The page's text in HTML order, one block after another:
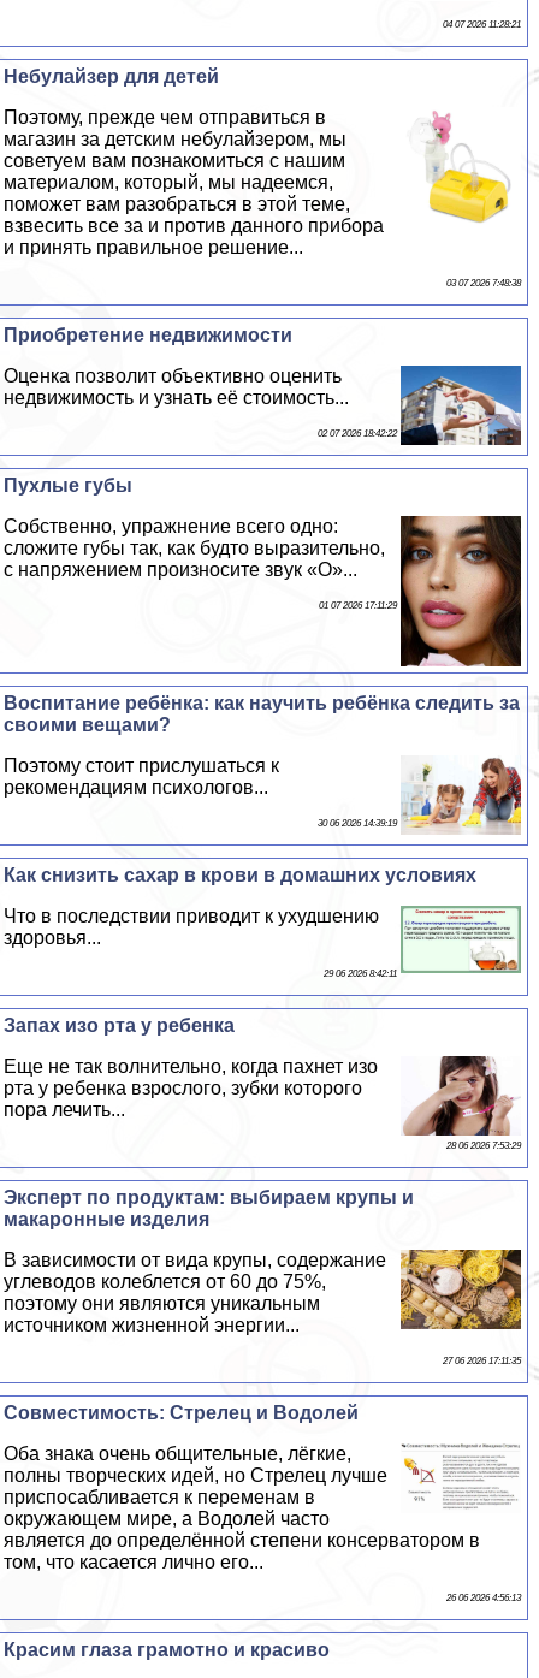
04 07 2026 11:28:21
Небулайзер для детей
Поэтому, прежде чем отправиться в
магазин за детским небулайзером, мы
советуем вам познакомиться с нашим
материалом, который, мы надеемся,
поможет вам разобраться в этой теме,
взвесить все за и против данного прибора
и принять правильное решение...
03 07 2026 7:48:38
Приобретение недвижимости
Оценка позволит объективно оценить
недвижимость и узнать её стоимость...
02 07 2026 18:42:22
Пухлые губы
Собственно, упражнение всего одно:
сложите губы так, как будто выразительно,
с напряжением произносите звук «О»...
01 07 2026 17:11:29
Воспитание ребёнка: как научить ребёнка следить за
своими вещами?
Поэтому стоит прислушаться к
рекомендациям психологов...
30 06 2026 14:39:19
Как снизить сахар в крови в домашних условиях
Что в последствии приводит к ухудшению
здоровья...
29 06 2026 8:42:11
Запах изо рта у ребенка
Еще не так волнительно, когда пахнет изо
рта у ребенка взрослого, зубки которого
пора лечить...
28 06 2026 7:53:29
Эксперт по продуктам: выбираем крупы и
макаронные изделия
В зависимости от вида крупы, содержание
углеводов колeблется от 60 до 75%,
поэтому они являются уникальным
источником жизненной энергии...
27 06 2026 17:11:35
Совместимость: Стрелец и Водолей
Оба знака очень общительные, лёгкие,
полны творческих идей, но Стрелец лучше
приспосабливается к переменам в
окружающем мире, а Водолей часто
является до определённой степени консерватором в
том, что касается лично его...
26 06 2026 4:56:13
Красим глаза грамотно и красиво